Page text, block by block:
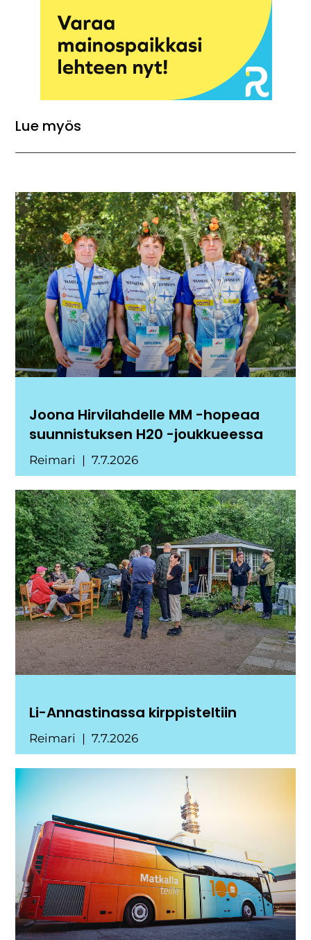
Lue myös
Joona Hirvilahdelle MM -hopeaa
suunnistuksen H20 -joukkueessa
Reimari 7.7.2026
Li-Annastinassa kirppisteltiin
Reimari 7.7.2026